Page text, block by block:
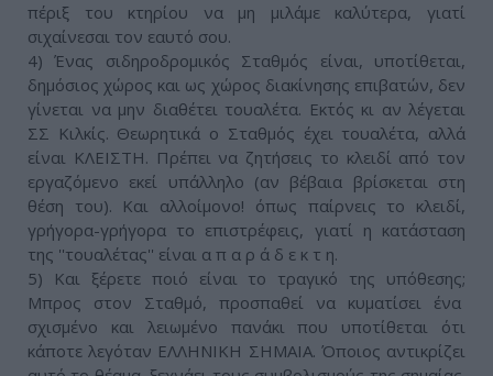
πέριξ του κτηρίου να μη μιλάμε καλύτερα, γιατί
σιχαίνεσαι τον εαυτό σου.
4) Ένας σιδηροδρομικός Σταθμός είναι, υποτίθεται,
δημόσιος χώρος και ως χώρος διακίνησης επιβατών, δεν
γίνεται να μην διαθέτει τουαλέτα. Εκτός κι αν λέγεται
ΣΣ Κιλκίς. Θεωρητικά ο Σταθμός έχει τουαλέτα, αλλά
είναι ΚΛΕΙΣΤΗ. Πρέπει να ζητήσεις το κλειδί από τον
εργαζόμενο εκεί υπάλληλο (αν βέβαια βρίσκεται στη
θέση του). Και αλλοίμονο! όπως παίρνεις το κλειδί,
γρήγορα-γρήγορα το επιστρέφεις, γιατί η κατάσταση
της ''τουαλέτας'' είναι α π α ρ ά δ ε κ τ η.
5) Και ξέρετε ποιό είναι το τραγικό της υπόθεσης;
Μπρος στον Σταθμό, προσπαθεί να κυματίσει ένα
σχισμένο και λειωμένο πανάκι που υποτίθεται ότι
κάποτε λεγόταν ΕΛΛΗΝΙΚΗ ΣΗΜΑΙΑ. Όποιος αντικρίζει